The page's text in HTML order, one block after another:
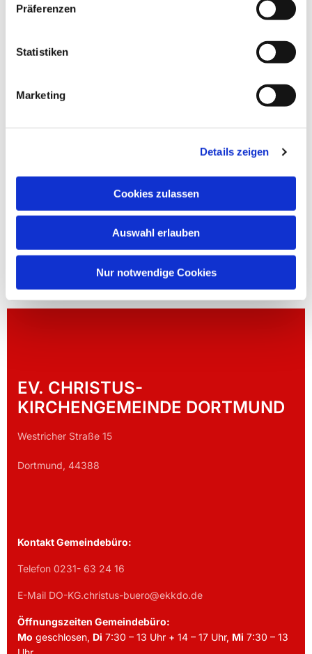
Präferenzen
Statistiken
Marketing
Details zeigen
Cookies zulassen
Auswahl erlauben
Nur notwendige Cookies
EV. CHRISTUS-
KIRCHENGEMEINDE DORTMUND
Westricher Straße 15
Dortmund, 44388
Kontakt Gemeindebüro:
Telefon 0231- 63 24 16
E-Mail DO-KG.christus-buero@ekkdo.de
Öffnungszeiten Gemeindebüro:
Mo geschlosen, Di 7:30 – 13 Uhr + 14 – 17 Uhr, Mi 7:30 – 13